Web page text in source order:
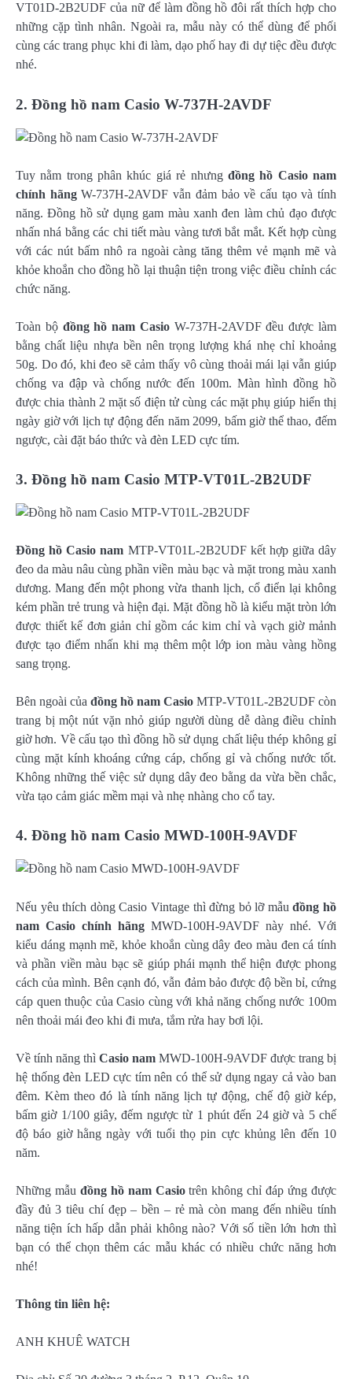
VT01D-2B2UDF của nữ để làm đồng hồ đôi rất thích hợp cho
những cặp tình nhân. Ngoài ra, mẫu này có thể dùng để phối
cùng các trang phục khi đi làm, dạo phố hay đi dự tiệc đều được
nhé.
2. Đồng hồ nam Casio W-737H-2AVDF
Tuy nằm trong phân khúc giá rẻ nhưng đồng hồ Casio nam
chính hãngW-737H-2AVDF vẫn đảm bảo về cấu tạo và tính
năng. Đồng hồ sử dụng gam màu xanh đen làm chủ đạo được
nhấn nhá bằng các chi tiết màu vàng tươi bắt mắt. Kết hợp cùng
với các nút bấm nhô ra ngoài càng tăng thêm vẻ mạnh mẽ và
khỏe khoắn cho đồng hồ lại thuận tiện trong việc điều chỉnh các
chức năng.
Toàn bộ đồng hồ nam CasioW-737H-2AVDF đều được làm
bằng chất liệu nhựa bền nên trọng lượng khá nhẹ chỉ khoảng
50g. Do đó, khi đeo sẽ cảm thấy vô cùng thoải mái lại vẫn giúp
chống va đập và chống nước đến 100m. Màn hình đồng hồ
được chia thành 2 mặt số điện tử cùng các mặt phụ giúp hiển thị
ngày giờ với lịch tự động đến năm 2099, bấm giờ thể thao, đếm
ngược, cài đặt báo thức và đèn LED cực tím.
3. Đồng hồ nam Casio MTP-VT01L-2B2UDF
Đồng hồ Casio nam MTP-VT01L-2B2UDF kết hợp giữa dây
đeo da màu nâu cùng phần viền màu bạc và mặt trong màu xanh
dương. Mang đến một phong vừa thanh lịch, cổ điển lại không
kém phần trẻ trung và hiện đại. Mặt đồng hồ là kiểu mặt tròn lớn
được thiết kế đơn giản chỉ gồm các kim chỉ và vạch giờ mảnh
được tạo điểm nhấn khi mạ thêm một lớp ion màu vàng hồng
sang trọng.
Bên ngoài của đồng hồ nam Casio MTP-VT01L-2B2UDF còn
trang bị một nút vặn nhỏ giúp người dùng dễ dàng điều chỉnh
giờ hơn. Về cấu tạo thì đồng hồ sử dụng chất liệu thép không gỉ
cùng mặt kính khoáng cứng cáp, chống gỉ và chống nước tốt.
Không những thế việc sử dụng dây đeo bằng da vừa bền chắc,
vừa tạo cảm giác mềm mại và nhẹ nhàng cho cổ tay.
4. Đồng hồ nam Casio MWD-100H-9AVDF
Nếu yêu thích dòng Casio Vintage thì đừng bỏ lỡ mẫuđồng hồ
nam Casio chính hãng MWD-100H-9AVDF này nhé. Với
kiểu dáng mạnh mẽ, khỏe khoắn cùng dây đeo màu đen cá tính
và phần viền màu bạc sẽ giúp phái mạnh thể hiện được phong
cách của mình. Bên cạnh đó, vẫn đảm bảo được độ bền bỉ, cứng
cáp quen thuộc của Casio cùng với khả năng chống nước 100m
nên thoải mái đeo khi đi mưa, tắm rửa hay bơi lội.
Về tính năng thì Casio nam MWD-100H-9AVDF được trang bị
hệ thống đèn LED cực tím nên có thể sử dụng ngay cả vào ban
đêm. Kèm theo đó là tính năng lịch tự động, chế độ giờ kép,
bấm giờ 1/100 giây, đếm ngược từ 1 phút đến 24 giờ và 5 chế
độ báo giờ hằng ngày với tuổi thọ pin cực khủng lên đến 10
năm.
Những mẫu đồng hồ nam Casiotrên không chỉ đáp ứng được
đầy đủ 3 tiêu chí đẹp – bền – rẻ mà còn mang đến nhiều tính
năng tiện ích hấp dẫn phải không nào? Với số tiền lớn hơn thì
bạn có thể chọn thêm các mẫu khác có nhiều chức năng hơn
nhé!
Thông tin liên hệ:
ANH KHUÊ WATCH